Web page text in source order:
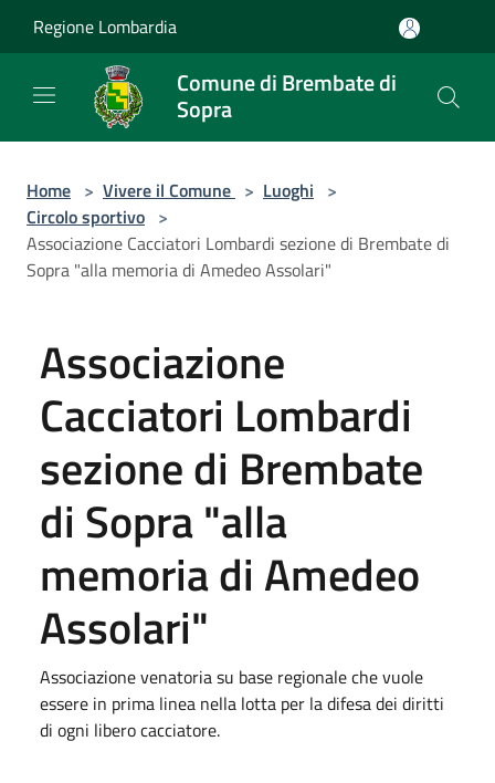
Regione Lombardia
Comune di Brembate di
Sopra
Home > Vivere il Comune > Luoghi >
Circolo sportivo >
Associazione Cacciatori Lombardi sezione di Brembate di
Sopra "alla memoria di Amedeo Assolari"
Associazione
Cacciatori Lombardi
sezione di Brembate
di Sopra "alla
memoria di Amedeo
Assolari"
Associazione venatoria su base regionale che vuole
essere in prima linea nella lotta per la difesa dei diritti
di ogni libero cacciatore.